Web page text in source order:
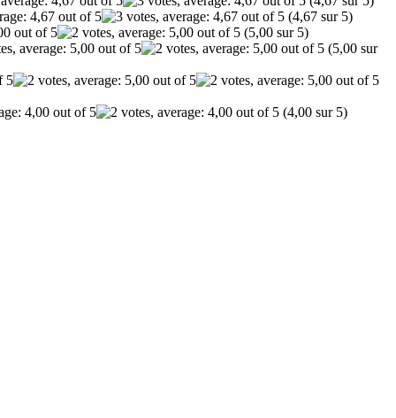
(4,67 sur 5)
(5,00 sur 5)
(5,00 sur
(4,00 sur 5)